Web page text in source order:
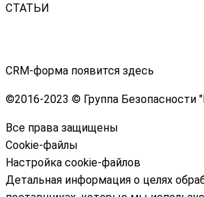
СТАТЬИ
CRM-форма появится здесь
©2016-2023 © Группа Безопасности
Все права защищены
Cookie-файлы
Настройка cookie-файлов
Детальная информация о целях